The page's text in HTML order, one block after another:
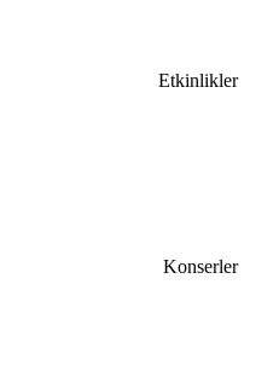
Etkinlikler
Konserler